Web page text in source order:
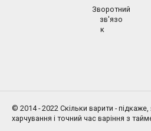
Зворотний
зв'язо
к
© 2014 - 2022 Скільки варити -
харчування і точний час варіння з